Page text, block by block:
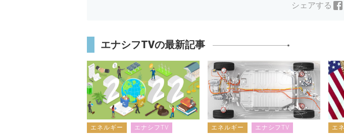
シェアする
エナシフTVの最新記事
エネルギー エナシフTV エネルギー エナシフTV エ